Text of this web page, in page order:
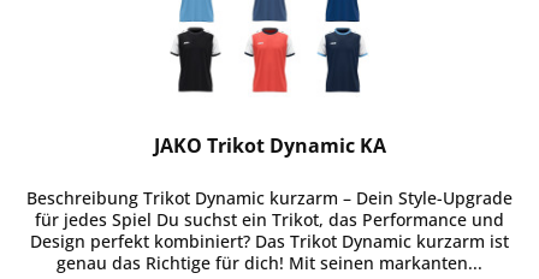
JAKO Trikot Dynamic KA
Beschreibung Trikot Dynamic kurzarm – Dein Style-Upgrade
für jedes Spiel Du suchst ein Trikot, das Performance und
Design perfekt kombiniert? Das Trikot Dynamic kurzarm ist
genau das Richtige für dich! Mit seinen markanten...